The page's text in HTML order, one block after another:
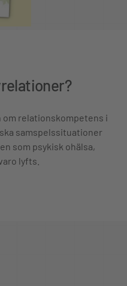
om relationskompetens i
samspelssituationer
som psykisk ohälsa,
lyfts.